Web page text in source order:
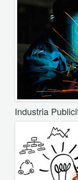
Industria